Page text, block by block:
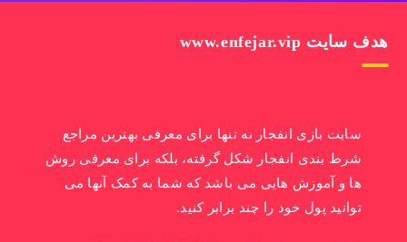
هدف سایت www.enfejar.vip
سایت بازی انفجار نه تنها برای معرفی بهترین مراجع
شرط بندی انفجار شکل گرفته، بلکه برای معرفی روش
ها و آموزش هایی می باشد که شما به کمک آنها می
توانید پول خود را چند برابر کنید.